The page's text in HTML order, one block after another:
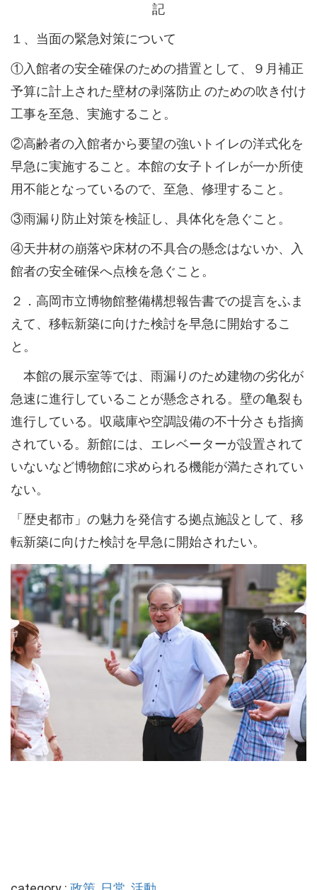
記
１、当面の緊急対策について
①入館者の安全確保のための措置として、９月補正
予算に計上された壁材の剥落防止 のための吹き付け
工事を至急、実施すること。
②高齢者の入館者から要望の強いトイレの洋式化を
早急に実施すること。本館の女子トイレが一か所使
用不能となっているので、至急、修理すること。
③雨漏り防止対策を検証し、具体化を急ぐこと。
④天井材の崩落や床材の不具合の懸念はないか、入
館者の安全確保へ点検を急ぐこと。
２．高岡市立博物館整備構想報告書での提言をふま
えて、移転新築に向けた検討を早急に開始するこ
と。
本館の展示室等では、雨漏りのため建物の劣化が
急速に進行していることが懸念される。壁の亀裂も
進行している。収蔵庫や空調設備の不十分さも指摘
されている。新館には、エレベーターが設置されて
いないなど博物館に求められる機能が満たされてい
ない。
「歴史都市」の魅力を発信する拠点施設として、移
転新築に向けた検討を早急に開始されたい。